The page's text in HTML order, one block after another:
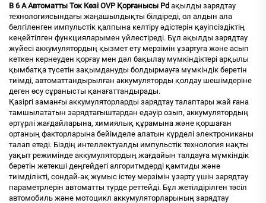
В 6 А Автоматты Ток Көзі OVP Қорғанысы Pd ақылды зарядтау
технологиясындағы жаңашылдықты білдіреді, ол алдын ала
белгіленген импульстік қалпына келтіру әдістерін қауіпсіздіктің
кеңейтілген функцияларымен үйлестіреді. Бұл ақылды зарядтау
жүйесі аккумулятордың қызмет ету мерзімін ұзартуға және асып
кеткен кернеуден қорғау мен дәл бақылау мүмкіндіктері арқылы
қымбатқа түсетін зақымдануды болдырмауға мүмкіндік беретін
тиімді, автоматтандырылған аккумуляторды қолдау шешімдеріне
деген өсу сұранысты қанағаттандырады.
Қазіргі заманғы аккумуляторларды зарядтау талаптары жай ғана
тамшылататын зарядтағыштардан едәуір озып, аккумулятордың
әртүрлі жағдайларына, химиялық құрамына және қоршаған
ортаның факторларына бейімделе алатын күрделі электрониканы
талап етеді. Біздің интеллектуалды импульстік технология нақты
уақыт режимінде аккумулятордың жағдайын талдауға мүмкіндік
беретін жетекші деңгейдегі алгоритмдерді қамтиды және
тиімділікті, сондай-ақ жұмыс істеу мерзімін ұзарту үшін зарядтау
параметрлерін автоматты түрде реттейді. Бұл жетілдірілген тәсіл
автомобиль және мотоцикл аккумуляторларының зарядтау